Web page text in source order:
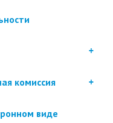
комиссия
виде